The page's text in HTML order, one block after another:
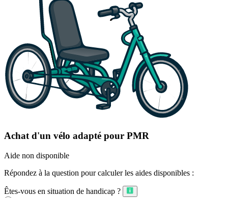
Achat d'un vélo adapté pour PMR
Aide non disponible
Répondez à la question pour calculer les aides disponibles :
Êtes-vous en situation de handicap ?